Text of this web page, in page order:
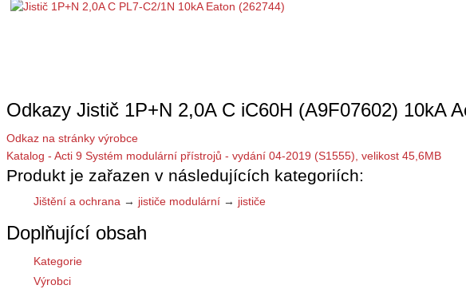
Odkazy Jistič 1P+N 2,0A C iC60H (A9F07602) 10kA
Odkaz na stránky výrobce
Katalog - Acti 9 Systém modulární přístrojů - vydání 04-2019 (S1555), velikost 45,6MB
Produkt je zařazen v následujících kategoriích:
Jištění a ochrana → jističe modulární → jističe
Doplňující obsah
Kategorie
Výrobci